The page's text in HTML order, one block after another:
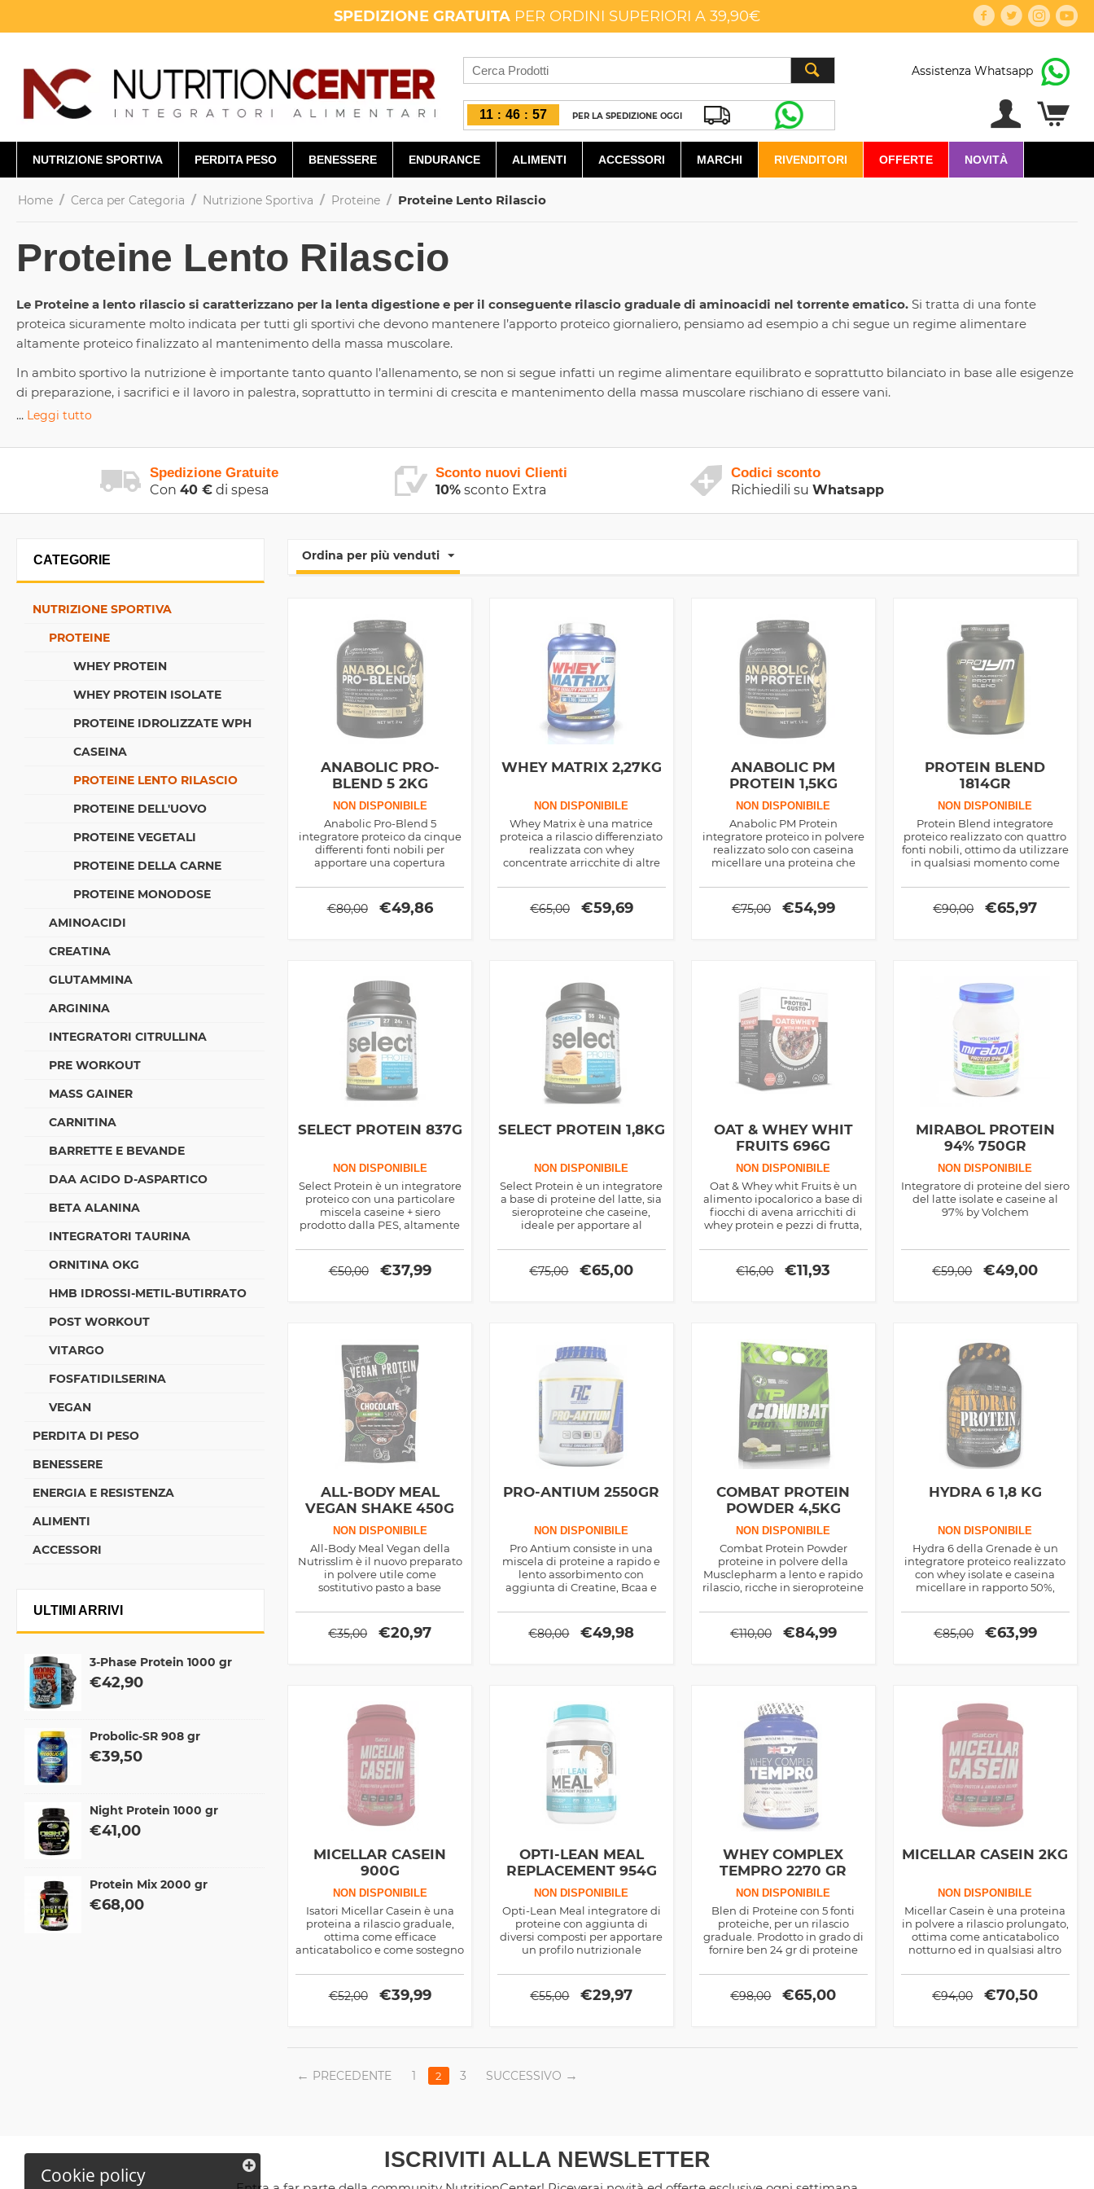
SPEDIZIONE GRATUITA PER ORDINI SUPERIORI A 39,90€
11 : 46 : 56 PER LA SPEDIZIONE OGGI
Assistenza Whatsapp
NUTRIZIONE SPORTIVA PERDITA PESO BENESSERE ENDURANCE ALIMENTI ACCESSORI MARCHI RIVENDITORI OFFERTE NOVITÀ
Home / Cerca per Categoria / Nutrizione Sportiva / Proteine / Proteine Lento Rilascio
Proteine Lento Rilascio
Le Proteine a lento rilascio si caratterizzano per la lenta digestione e per il conseguente rilascio graduale di aminoacidi nel torrente ematico. Si tratta di una fonte
proteica sicuramente molto indicata per tutti gli sportivi che devono mantenere l’apporto proteico giornaliero, pensiamo ad esempio a chi segue un regime alimentare
altamente proteico finalizzato al mantenimento della massa muscolare.
In ambito sportivo la nutrizione è importante tanto quanto l’allenamento, se non si segue infatti un regime alimentare equilibrato e soprattutto bilanciato in base alle esigenze
di preparazione, i sacrifici e il lavoro in palestra, soprattutto in termini di crescita e mantenimento della massa muscolare rischiano di essere vani.
... Leggi tutto
Spedizione Gratuite
Con 40 € di spesa
Sconto nuovi Clienti
10% sconto Extra
Codici sconto
Richiedili su Whatsapp
CATEGORIE
NUTRIZIONE SPORTIVA
PROTEINE
WHEY PROTEIN
WHEY PROTEIN ISOLATE
PROTEINE IDROLIZZATE WPH
CASEINA
PROTEINE LENTO RILASCIO
PROTEINE DELL'UOVO
PROTEINE VEGETALI
PROTEINE DELLA CARNE
PROTEINE MONODOSE
AMINOACIDI
CREATINA
GLUTAMMINA
ARGININA
INTEGRATORI CITRULLINA
PRE WORKOUT
MASS GAINER
CARNITINA
BARRETTE E BEVANDE
DAA ACIDO D-ASPARTICO
BETA ALANINA
INTEGRATORI TAURINA
ORNITINA OKG
HMB IDROSSI-METIL-BUTIRRATO
POST WORKOUT
VITARGO
FOSFATIDILSERINA
VEGAN
PERDITA DI PESO
BENESSERE
ENERGIA E RESISTENZA
ALIMENTI
ACCESSORI
ULTIMI ARRIVI
3-Phase Protein 1000 gr
€42,90
Probolic-SR 908 gr
€39,50
Night Protein 1000 gr
€41,00
Protein Mix 2000 gr
€68,00
Ordina per più venduti
ANABOLIC PRO-
BLEND 5 2KG
NON DISPONIBILE
Anabolic Pro-Blend 5
integratore proteico da cinque
differenti fonti nobili per
apportare una copertura
tuo corpo e recuperare meglio
€80,00 €49,86
WHEY MATRIX 2,27KG
NON DISPONIBILE
Whey Matrix è una matrice
proteica a rilascio differenziato
realizzata con whey
concentrate arricchite di altre
di lunga durata, ottimo prima
di dormire ma non solo
€65,00 €59,69
ANABOLIC PM
PROTEIN 1,5KG
NON DISPONIBILE
Anabolic PM Protein
integratore proteico in polvere
realizzato solo con caseina
micellare una proteina che
ore dall'assunzione, ottimo pre
nanna
€75,00 €54,99
PROTEIN BLEND
1814GR
NON DISPONIBILE
Protein Blend integratore
proteico realizzato con quattro
fonti nobili, ottimo da utilizzare
in qualsiasi momento come
gli amminoacidi essenziali al
corpo
€90,00 €65,97
SELECT PROTEIN 837G
NON DISPONIBILE
Select Protein è un integratore
proteico con una particolare
miscela caseine + siero
prodotto dalla PES, altamente
€50,00 €37,99
SELECT PROTEIN 1,8KG
NON DISPONIBILE
Select Protein è un integratore
a base di proteine del latte, sia
sieroproteine che caseine,
ideale per apportare al
necessita.
€75,00 €65,00
OAT & WHEY WHIT
FRUITS 696G
NON DISPONIBILE
Oat & Whey whit Fruits è un
alimento ipocalorico a base di
fiocchi di avena arricchiti di
whey protein e pezzi di frutta,
nel pomeriggio
€16,00 €11,93
MIRABOL PROTEIN
94% 750GR
NON DISPONIBILE
Integratore di proteine del siero
del latte isolate e caseine al
97% by Volchem
€59,00 €49,00
ALL-BODY MEAL
VEGAN SHAKE 450G
NON DISPONIBILE
All-Body Meal Vegan della
Nutrisslim è il nuovo preparato
in polvere utile come
sostitutivo pasto a base
origine vegetale.
€35,00 €20,97
PRO-ANTIUM 2550GR
NON DISPONIBILE
Pro Antium consiste in una
miscela di proteine a rapido e
lento assorbimento con
aggiunta di Creatine, Bcaa e
Coleman Series
€80,00 €49,98
COMBAT PROTEIN
POWDER 4,5KG
NON DISPONIBILE
Combat Protein Powder
proteine in polvere della
Musclepharm a lento e rapido
rilascio, ricche in sieroproteine
ottimo spuntino proteico
€110,00 €84,99
HYDRA 6 1,8 KG
NON DISPONIBILE
Hydra 6 della Grenade è un
integratore proteico realizzato
con whey isolate e caseina
micellare in rapporto 50%,
aminoacidi, ideale in qualsiasi
momento della giornata
€85,00 €63,99
MICELLAR CASEIN
900G
NON DISPONIBILE
Isatori Micellar Casein è una
proteina a rilascio graduale,
ottima come efficace
anticatabolico e come sostegno
Bcaa e glutammina
€52,00 €39,99
OPTI-LEAN MEAL
REPLACEMENT 954G
NON DISPONIBILE
Opti-Lean Meal integratore di
proteine con aggiunta di
diversi composti per apportare
un profilo nutrizionale
pasto sostitutivo nelle diete
ipocaloriche
€55,00 €29,97
WHEY COMPLEX
TEMPRO 2270 GR
NON DISPONIBILE
Blen di Proteine con 5 fonti
proteiche, per un rilascio
graduale. Prodotto in grado di
fornire ben 24 gr di proteine
proteico per il recupero post-
workout.
€98,00 €65,00
MICELLAR CASEIN 2KG
NON DISPONIBILE
Micellar Casein è una proteina
in polvere a rilascio prolungato,
ottima come anticatabolico
notturno ed in qualsiasi altro
€94,00 €70,50
PRECEDENTE 1 2 3 SUCCESSIVO
ISCRIVITI ALLA NEWSLETTER
Cookie policy